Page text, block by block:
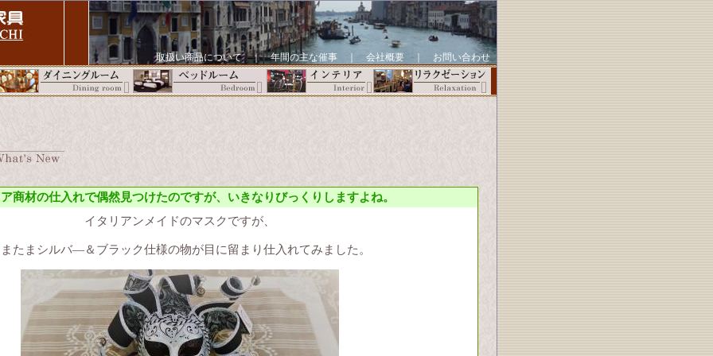
取扱い商品について｜年間の主な催事 会社概要 ｜ お問い合わせ
商材の仕入れで偶然見つけたのですが、いきなりびっくりしますよね。
イタリアンメイドのマスクですが、
たまシルバ―＆ブラック仕様の物が目に留まり仕入れてみました。